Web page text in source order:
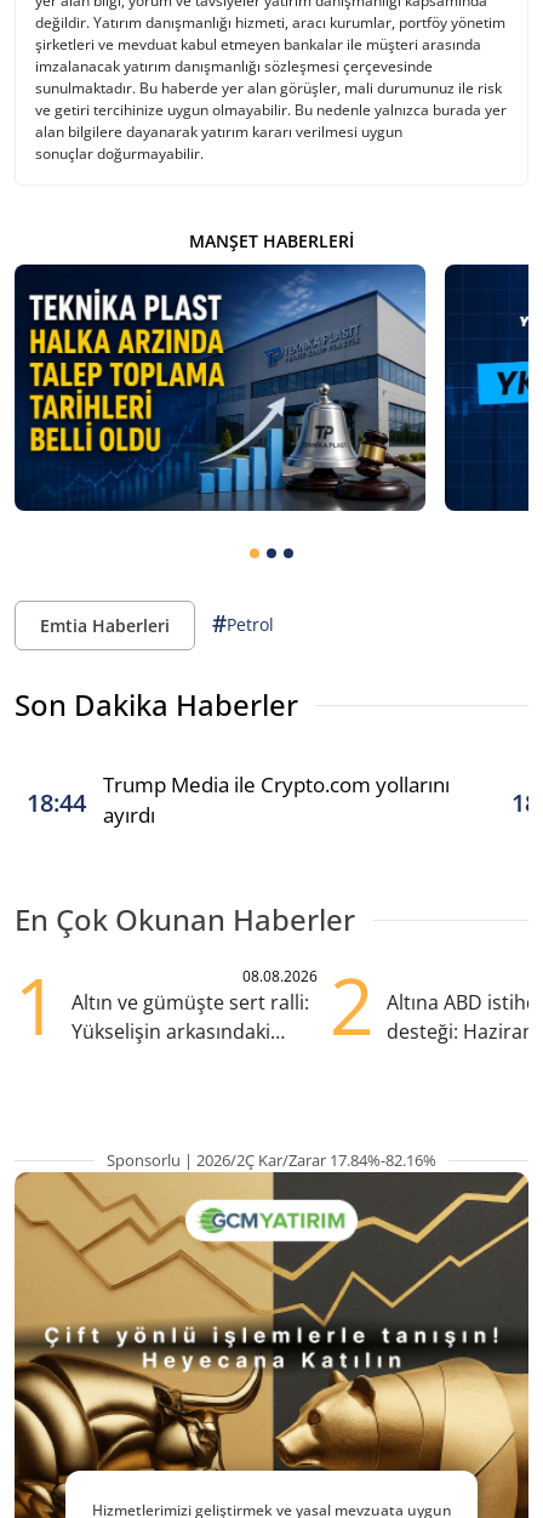
değildir. Yatırım danışmanlığı hizmeti, aracı kurumlar, portföy yönetim
şirketleri ve mevduat kabul etmeyen bankalar ile müşteri arasında
imzalanacak yatırım danışmanlığı sözleşmesi çerçevesinde
sunulmaktadır. Bu haberde yer alan görüşler, mali durumunuz ile risk
ve getiri tercihinize uygun olmayabilir. Bu nedenle yalnızca burada yer
alan bilgilere dayanarak yatırım kararı verilmesi uygun
sonuçlar doğurmayabilir.
MANŞET HABERLERI
Emtia Haberleri #Petrol
Son Dakika Haberler
18:44
Trump Media ile Crypto.com yollarını
ayırdı
En Çok Okunan Haberler
1 08.08.2026
Altın ve gümüşte sert ralli:
Yükselişin arkasındaki
2
Altına ABD
desteği:
Sponsorlu | 2026/2Ç Kar/Zarar 17.84%-82.16%
Hizmetlerimizi geliştirmek ve yasal mevzuata uygun